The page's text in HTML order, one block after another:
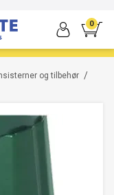
0
/
og tilbehør